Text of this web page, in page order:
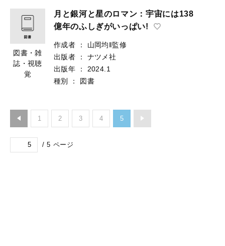
図書・雑
誌・視聴
覚
月と銀河と星のロマン：宇宙には138
億年のふしぎがいっぱい!
作成者 ：
山岡均‖監修
出版者
：
ナツメ社
出版年
：
2024.1
種別
： 図書
1 2 3 4 5
/ 5 ページ